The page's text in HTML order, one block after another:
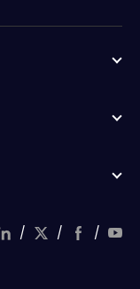
/ / /